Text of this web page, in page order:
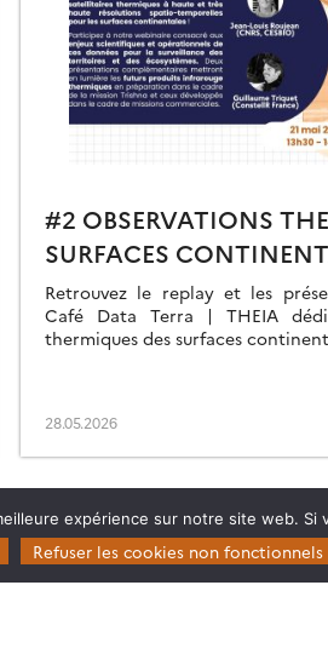
#2 OBSERVATIONS
SURFACES
Retrouvez le replay et les
Café Data Terra | THEIA
thermiques des surfaces
28.05.2026
expérience sur notre site web.
Refuser les cookies non fonctionnels